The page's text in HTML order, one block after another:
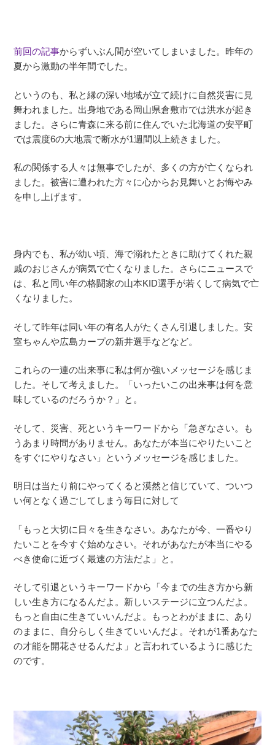
前回の記事からずいぶん間が空いてしまいました。昨年の
夏から激動の半年間でした。
というのも、私と縁の深い地域が立て続けに自然災害に見
舞われました。出身地である岡山県倉敷市では洪水が起き
ました。さらに青森に来る前に住んでいた北海道の安平町
では震度6の大地震で断水が1週間以上続きました。
私の関係する人々は無事でしたが、多くの方が亡くなられ
ました。被害に遭われた方々に心からお見舞いとお悔やみ
を申し上げます。
身内でも、私が幼い頃、海で溺れたときに助けてくれた親
戚のおじさんが病気で亡くなりました。さらにニュースで
は、私と同い年の格闘家の山本KID選手が若くして病気で亡
くなりました。
そして昨年は同い年の有名人がたくさん引退しました。安
室ちゃんや広島カープの新井選手などなど。
これらの一連の出来事に私は何か強いメッセージを感じま
した。そして考えました。「いったいこの出来事は何を意
味しているのだろうか？」と。
そして、災害、死というキーワードから「急ぎなさい。も
うあまり時間がありません。あなたが本当にやりたいこと
をすぐにやりなさい」というメッセージを感じました。
明日は当たり前にやってくると漠然と信じていて、ついつ
い何となく過ごしてしまう毎日に対して
「もっと大切に日々を生きなさい。あなたが今、一番やり
たいことを今すぐ始めなさい。それがあなたが本当にやる
べき使命に近づく最速の方法だよ」と。
そして引退というキーワードから「今までの生き方から新
しい生き方になるんだよ。新しいステージに立つんだよ。
もっと自由に生きていいんだよ。もっとわがままに、あり
のままに、自分らしく生きていいんだよ。それが1番あなた
の才能を開花させるんだよ」と言われているように感じた
のです。